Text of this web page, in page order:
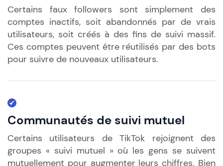
Certains faux followers sont simplement des
comptes inactifs, soit abandonnés par de vrais
utilisateurs, soit créés à des fins de suivi massif.
Ces comptes peuvent être réutilisés par des bots
pour suivre de nouveaux utilisateurs.
Communautés de suivi mutuel
Certains utilisateurs de TikTok rejoignent des
groupes « suivi mutuel » où les gens se suivent
mutuellement pour augmenter leurs chiffres. Bien